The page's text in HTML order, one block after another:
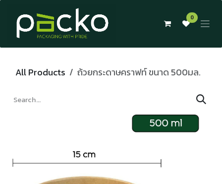
Skip to Content
0
All Products ถ้วยกระดาษคราฟท์ ขนาด 500มล.